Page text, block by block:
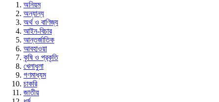
অনিয়ম
অন্যান্য
অর্থ ও বাণিজ্য
আইন-বিচার
আন্তর্জাতিক
আবহাওয়া
কৃষি ও প্রকৃতি
খেলাধুলা
গণমাধ্যম
চাকরি
জাতীয়